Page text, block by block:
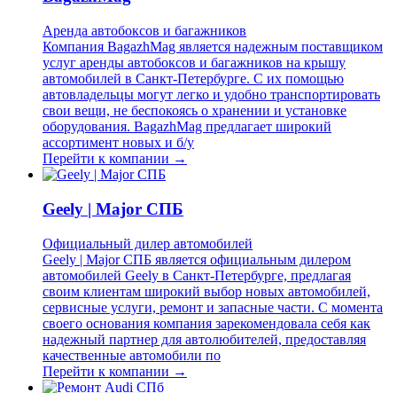
Аренда автобоксов и багажников
Компания BagazhMag является надежным поставщиком
услуг аренды автобоксов и багажников на крышу
автомобилей в Санкт-Петербурге. С их помощью
автовладельцы могут легко и удобно транспортировать
свои вещи, не беспокоясь о хранении и установке
оборудования. BagazhMag предлагает широкий
ассортимент новых и б/у
Перейти к компании →
Geely | Major СПБ
Официальный дилер автомобилей
Geely | Major СПБ является официальным дилером
автомобилей Geely в Санкт-Петербурге, предлагая
своим клиентам широкий выбор новых автомобилей,
сервисные услуги, ремонт и запасные части. С момента
своего основания компания зарекомендовала себя как
надежный партнер для автолюбителей, предоставляя
качественные автомобили по
Перейти к компании →